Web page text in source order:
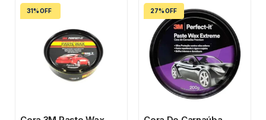
31% OFF 27% OFF